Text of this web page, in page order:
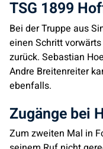
TSG 1899
Bei der Truppe aus
einen Schritt
zurück. Sebastian
Andre Breitenreiter
ebenfalls.
Zugänge bei
Zum zweiten Mal in